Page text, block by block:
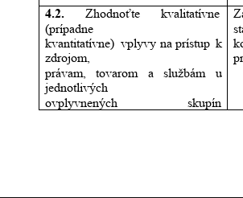
4.2. Zhodnoťte
kvalitatívne
(prípadne
kvantitatívne) vplyvy na prístup k
zdrojom,
právam,
tovarom a službám
u
jednotlivých
ovplyvnených
skupín